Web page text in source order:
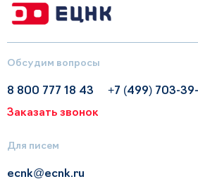
Обсудим вопросы
8 800 777 18 43
+7 (499) 703-
Заказать звонок
Для писем
ecnk@ecnk.ru